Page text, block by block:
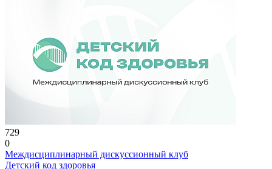
729
0
Междисциплинарный дискуссионный клуб
Детский код здоровья